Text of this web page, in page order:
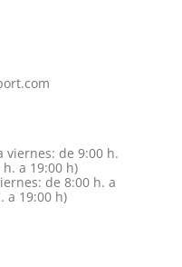
viernes: de 9:00 h.
a 19:00 h)
de 8:00 h. a
a 19:00 h)